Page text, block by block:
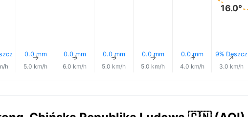
h
0.0 mm
↑
5.0 km/h
0.0 mm
↑
6.0 km/h
0.0 mm
↑
5.0 km/h
0.0 mm
↑
5.0 km/h
0.0 mm
↑
4.0 km/h
16.0°
9% Deszcz
↑
3.0 km/h